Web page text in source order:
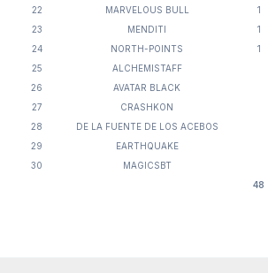
22
MARVELOUS BULL 1
23
MENDITI 1
24
NORTH-POINTS 1
25
ALCHEMISTAFF
26
AVATAR BLACK
27
CRASHKON
28
DE LA FUENTE DE LOS ACEBOS
29
EARTHQUAKE
30
MAGICSBT
48